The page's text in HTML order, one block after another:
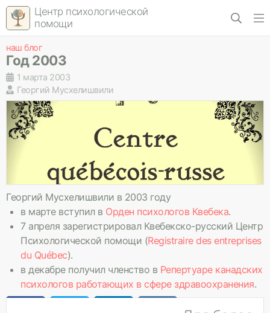
Центр психологической
помощи
наш блог
Год 2003
1 марта 2003
Георгий Мусхелишвили
Георгий Мусхелишвили в 2003 году
в марте вступил в Орден психологов Квебека.
7 апреля зарегистрировал Квебекско-русский Центр
Психологической помощи (Registraire des entreprises
du Québec).
в декабре получил членство в Репертуаре канадских
психологов работающих в сфере здравоохранения.